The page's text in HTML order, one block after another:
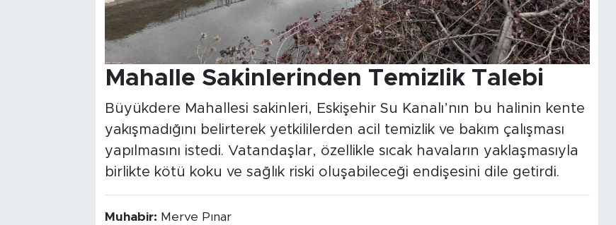
Mahalle Sakinlerinden Temizlik Talebi
Büyükdere Mahallesi sakinleri, Eskişehir Su Kanalı’nın bu halinin kente
yakışmadığını belirterek yetkililerden acil temizlik ve bakım çalışması
yapılmasını istedi. Vatandaşlar, özellikle sıcak havaların yaklaşmasıyla
birlikte kötü koku ve sağlık riski oluşabileceği endişesini dile getirdi.
Muhabir: Merve Pınar